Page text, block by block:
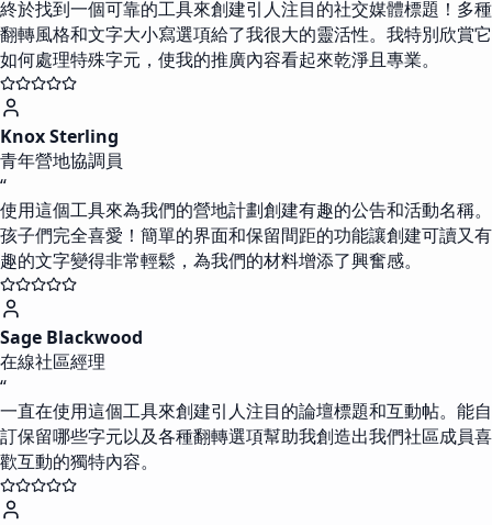
終於找到一個可靠的工具來創建引人注目的社交媒體標題！多種
翻轉風格和文字大小寫選項給了我很大的靈活性。我特別欣賞它
如何處理特殊字元，使我的推廣內容看起來乾淨且專業。
Knox Sterling
青年營地協調員
“
使用這個工具來為我們的營地計劃創建有趣的公告和活動名稱。
孩子們完全喜愛！簡單的界面和保留間距的功能讓創建可讀又有
趣的文字變得非常輕鬆，為我們的材料增添了興奮感。
Sage Blackwood
在線社區經理
“
一直在使用這個工具來創建引人注目的論壇標題和互動帖。能自
訂保留哪些字元以及各種翻轉選項幫助我創造出我們社區成員喜
歡互動的獨特內容。